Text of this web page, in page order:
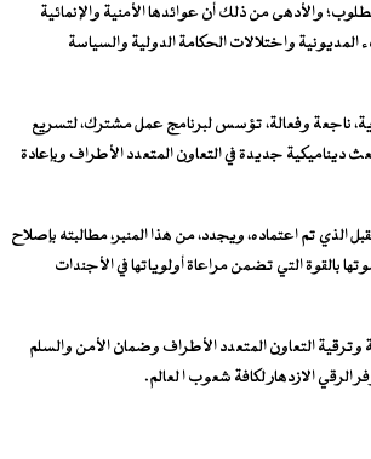
والأدهى من ذلك أن عوائدها الأمنية والإنمائية
واختلالات الحكامة الدولية والسياسة
ناجعة وفعالة، تؤسس لبرنامج عمل مشترك، لتسريع
ديناميكية جديدة في التعاون المتعدد الأطراف وبإعادة
الذي تم اعتماده، ويجدد، من هذا المنبر، مطالبته بإصلاح
بالقوة التي تضمن مراعاة أولوياتها في الأجندات
وترقية التعاون المتعدد الأطراف وضمان الأمن والسلم
الرقي الازدهار لكافة شعوب ا لعالم.